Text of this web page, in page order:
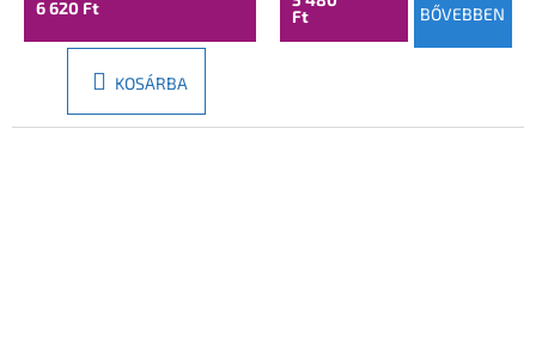
6 620 Ft
KOSÁRBA
Ft
BŐVEBBEN